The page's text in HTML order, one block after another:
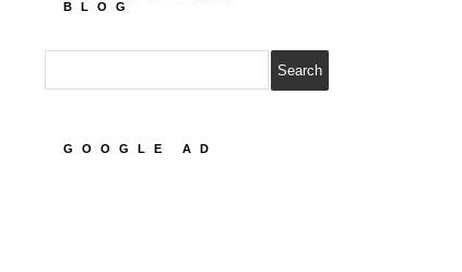
BLOG
GOOGLE AD